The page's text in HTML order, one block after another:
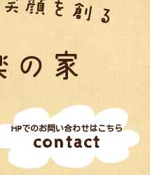
HPでのお問い合わせはこちら
contact